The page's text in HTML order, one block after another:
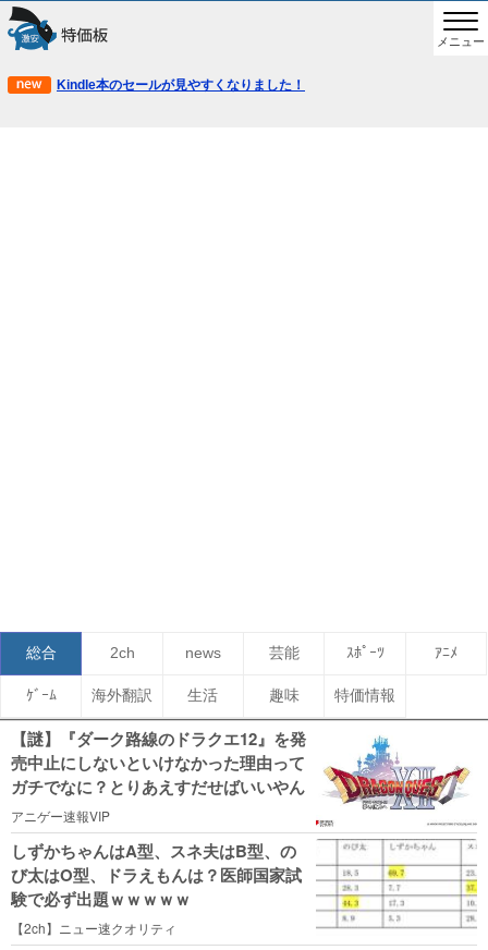
メニュー
Kindle本のセールが見やすくなりました！
総合 2ch news 芸能 ｽﾎﾟｰﾂ ｱﾆﾒ
ｹﾞｰﾑ 海外翻訳 生活 趣味 特価情報
【謎】『ダーク路線のドラクエ12』を発
売中止にしないといけなかった理由って
ガチでなに？とりあえすだせばいいやん
アニゲー速報VIP
しずかちゃんはA型、スネ夫はB型、の
び太はO型、ドラえもんは？医師国家試
験で必ず出題ｗｗｗｗｗ
【2ch】ニュー速クオリティ